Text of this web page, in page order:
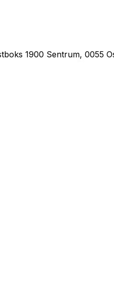
1900 Sentrum, 0055